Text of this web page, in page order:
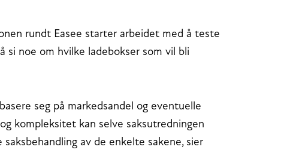
rundt Easee starter arbeidet med å teste
si noe om hvilke ladebokser som vil bli
seg på markedsandel og eventuelle
kompleksitet kan selve saksutredningen
av de enkelte sakene, sier